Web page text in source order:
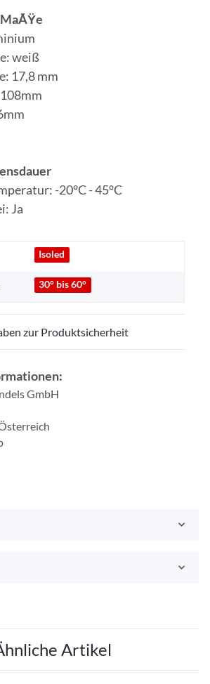
weiß
17,8 mm
-20°C - 45°C
Ja
Isoled
30° bis 60°
zur Produktsicherheit
GmbH
Artikel